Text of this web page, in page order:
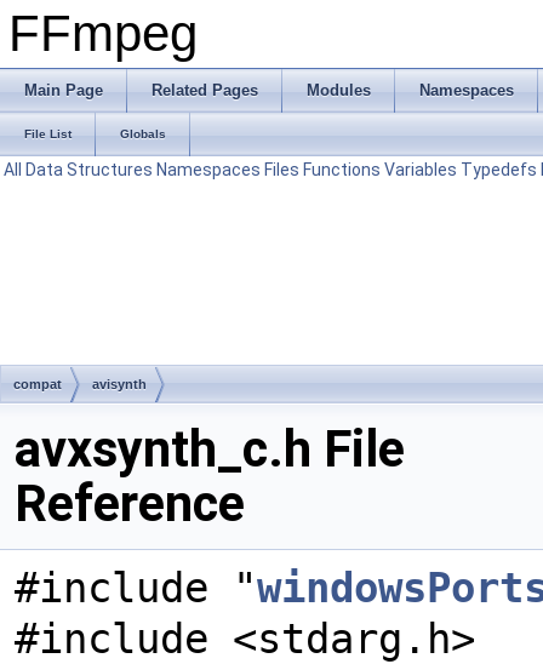
FFmpeg
Main Page Related Pages Modules Namespaces
File List Globals
All Data Structures Namespaces Files Functions Variables Typedefs
compat avisynth
avxsynth_c.h File
Reference
#include "
#include <stdarg.h>